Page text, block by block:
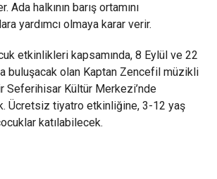
Ada halkının barış ortamını
yardımcı olmaya karar verir.
etkinlikleri kapsamında, 8 Eylül ve 22
buluşacak olan Kaptan Zencefil müzikli
Seferihisar Kültür Merkezi’nde
Ücretsiz tiyatro etkinliğine, 3-12 yaş
katılabilecek.